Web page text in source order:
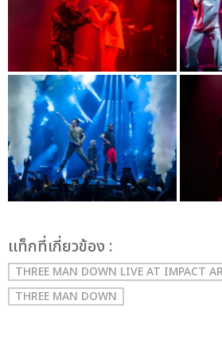
เเท็กที่เกี่ยวข้อง :
THREE MAN DOWN LIVE AT IMPACT
THREE MAN DOWN